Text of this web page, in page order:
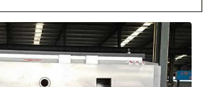
C, Si, Mn, P, S, Cu
গ্রাহকের প্রয়োজন অনুসারে